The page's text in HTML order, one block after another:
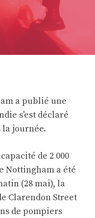
a publié une
s'est déclaré
la journée.
de 2 000
Nottingham a été
(28 mai), la
Clarendon Street
de pompiers